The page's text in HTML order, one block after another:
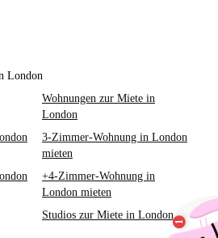
London
Wohnungen zur Miete in
London
3-Zimmer-Wohnung in London
mieten
+4-Zimmer-Wohnung in
London mieten
Studios zur Miete in London